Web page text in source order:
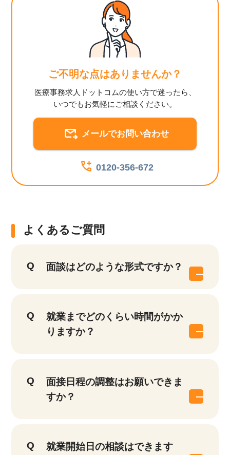
ご不明な点はありませんか？
医療事務求人ドットコムの使い方で迷ったら、
いつでもお気軽にご相談ください。
メールでお問い合わせ
0120-356-672
よくあるご質問
面談はどのような形式ですか？
就業までどのくらい時間がかか
りますか？
面接日程の調整はお願いできま
すか？
就業開始日の相談はできます